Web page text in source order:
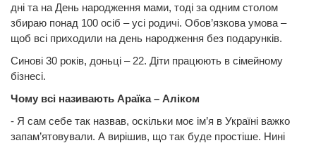
дні та на День народження мами, тоді за одним столом
збираю понад 100 осіб – усі родичі. Обов’язкова умова –
щоб всі приходили на день народження без подарунків.
Синові 30 років, доньці – 22. Діти працюють в сімейному
бізнесі.
Чому всі називають Араїка – Аліком
- Я сам себе так назвав, оскільки моє ім’я в Україні важко
запам’ятовували. А вирішив, що так буде простіше. Нині